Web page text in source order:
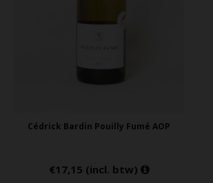
Cédrick Bardin Pouilly Fumé AOP
€17,15 (incl. btw)